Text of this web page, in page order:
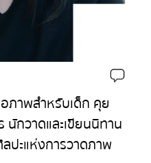
ภาพสำหรับเด็ก คุย
กวาดและเขียนนิทาน
ปะแห่งการวาดภาพ